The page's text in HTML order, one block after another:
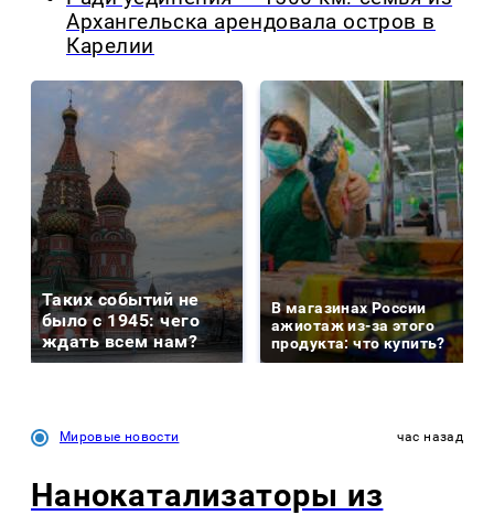
Архангельска арендовала остров в
Карелии
Таких событий не
было с 1945: чего
ждать всем нам?
В магазинах России
ажиотаж из-за этого
продукта: что купить?
Мировые новости час назад
Нанокатализаторы из